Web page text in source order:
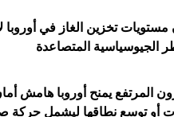
تخزين الغاز في أوروبا
المرتفع يمنح أوروبا هامش